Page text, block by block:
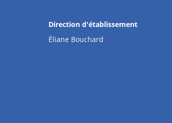
Direction d'établissement
Éliane Bouchard